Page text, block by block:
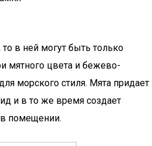
в ней могут быть только
мятного цвета и бежево-
морского стиля. Мята придает
и в то же время создает
помещении.